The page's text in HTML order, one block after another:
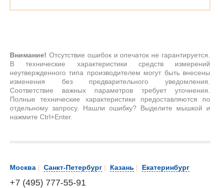
Внимание! Отсутствие ошибок и опечаток не гарантируется.
В технические характеристики средств измерений
неутвержденного типа производителем могут быть внесены
изменения без предварительного уведомления.
Соответствие важных параметров требует уточнения.
Полные технические характеристики предоставляются по
отдельному запросу. Нашли ошибку? Выделите мышкой и
нажмите Ctrl+Enter.
Москва | Санкт-Петербург | Казань | Екатеринбург
+7 (495) 777-55-91